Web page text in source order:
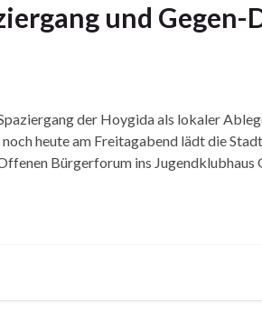
und
der Hoygida als lokaler
heute am Freitagabend lädt die
Bürgerforum ins Jugendklubhaus